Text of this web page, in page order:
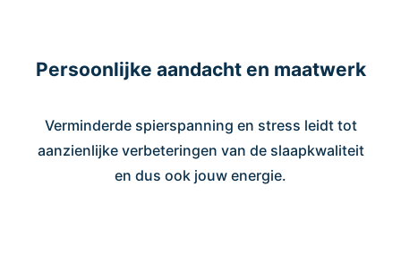
Persoonlijke aandacht en maatwerk
Verminderde spierspanning en stress leidt tot
aanzienlijke verbeteringen van de slaapkwaliteit
en dus ook jouw energie.